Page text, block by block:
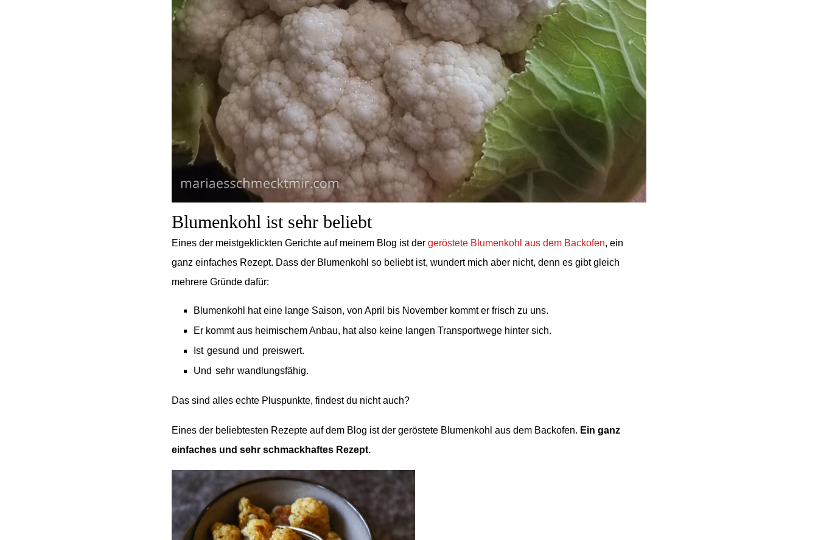
Blumenkohl ist sehr beliebt
Eines der meistgeklickten Gerichte auf meinem Blog ist der geröstete Blumenkohl aus dem Backofen, ein
ganz einfaches Rezept. Dass der Blumenkohl so beliebt ist, wundert mich aber nicht, denn es gibt gleich
mehrere Gründe dafür:
Blumenkohl hat eine lange Saison, von April bis November kommt er frisch zu uns.
Er kommt aus heimischem Anbau, hat also keine langen Transportwege hinter sich.
Ist gesund und preiswert.
Und sehr wandlungsfähig.
Das sind alles echte Pluspunkte, findest du nicht auch?
Eines der beliebtesten Rezepte auf dem Blog ist der geröstete Blumenkohl aus dem Backofen. Ein ganz
einfaches und sehr schmackhaftes Rezept.